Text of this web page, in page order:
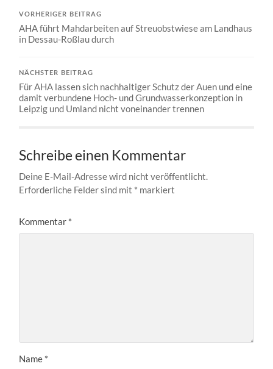
VORHERIGER BEITRAG
AHA führt Mahdarbeiten auf Streuobstwiese am Landhaus
in Dessau-Roßlau durch
NÄCHSTER BEITRAG
Für AHA lassen sich nachhaltiger Schutz der Auen und eine
damit verbundene Hoch- und Grundwasserkonzeption in
Leipzig und Umland nicht voneinander trennen
Schreibe einen Kommentar
Deine E-Mail-Adresse wird nicht veröffentlicht.
Erforderliche Felder sind mit * markiert
Kommentar *
Name *